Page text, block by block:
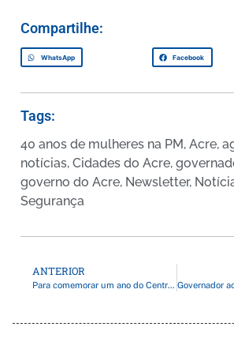
Compartilhe:
WhatsApp Facebook
Tags:
40 anos de mulheres na PM, Acre,
notícias, Cidades do Acre,
governo do Acre, Newsletter,
Segurança
ANTERIOR
Para comemorar um ano do Centro de Atenção à Saúde do Servidor, governador reforça serviços com entrega de veículo e inauguração da sala ginecológica